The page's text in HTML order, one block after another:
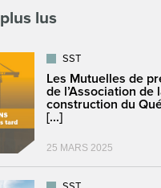
lus
SST
Les Mutuelles de
de l’Association de
construction du
[...]
25 MARS 2025